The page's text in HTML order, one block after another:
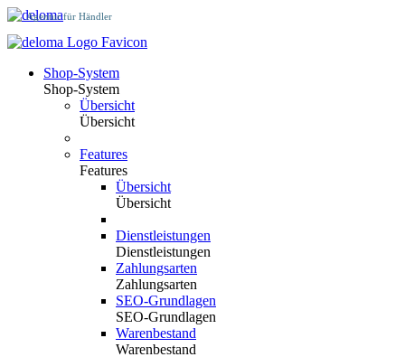
Agentur für Händler
Shop-System
Shop-System
Übersicht
Übersicht
Features
Features
Übersicht
Übersicht
Dienstleistungen
Dienstleistungen
Zahlungsarten
Zahlungsarten
SEO-Grundlagen
SEO-Grundlagen
Warenbestand
Warenbestand